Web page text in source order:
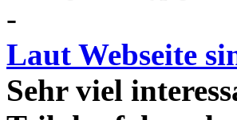
-
Laut Webseite
Sehr viel